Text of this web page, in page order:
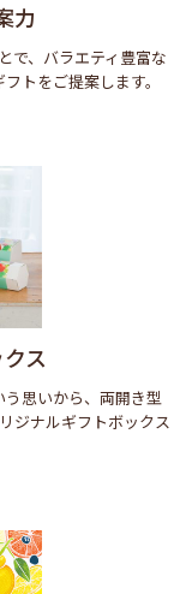
力
で、バラエティ豊富な
トをご提案します。
ス
思いから、両開き型
ジナルギフトボックス